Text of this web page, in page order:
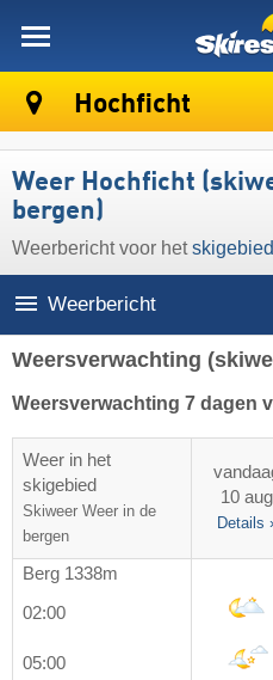
Hochficht
Weer Hochficht
bergen)
Weerbericht voor het
Weerbericht
Weersverwachting
Weersverwachting 7 dagen
Weer in het
skigebied
Skiweer Weer in de
bergen
10 aug
Details
Berg 1338m
02:00
05:00